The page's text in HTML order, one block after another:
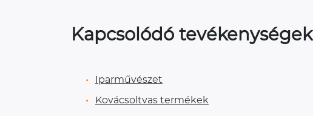
Kapcsolódó tevékenységek
Iparművészet
Kovácsoltvas termékek